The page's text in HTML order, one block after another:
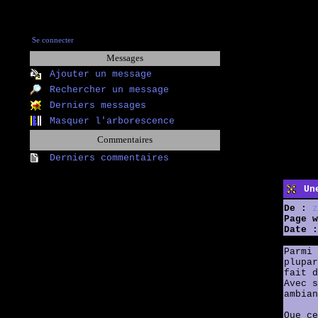
Se connecter
Messages
Ajouter un message
Rechercher un message
Derniers messages
Masquer l'arborescence
Commentaires
Derniers commentaires
De :
Page
Date :
fait
Avec
Que